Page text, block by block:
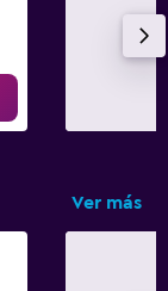
Ver más